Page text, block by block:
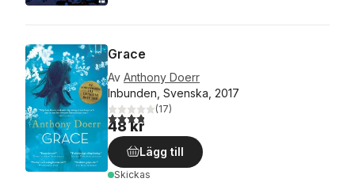
Grace
Av Anthony Doerr
Inbunden, Svenska, 2017
3,8utav 5 stjärnor. Totalt antal röster:
(17)
48 kr
Lägg till
Skickas